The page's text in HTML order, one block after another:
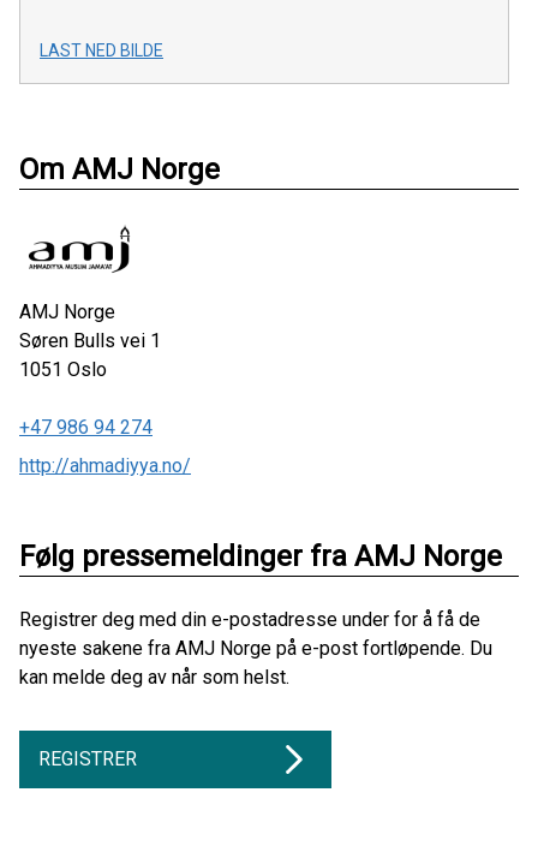
LAST NED BILDE
Om AMJ Norge
AMJ Norge
Søren Bulls vei 1
1051 Oslo
+47 986 94 274
http://ahmadiyya.no/
Følg pressemeldinger fra AMJ Norge
Registrer deg med din e-postadresse under for å få de
nyeste sakene fra AMJ Norge på e-post fortløpende. Du
kan melde deg av når som helst.
REGISTRER